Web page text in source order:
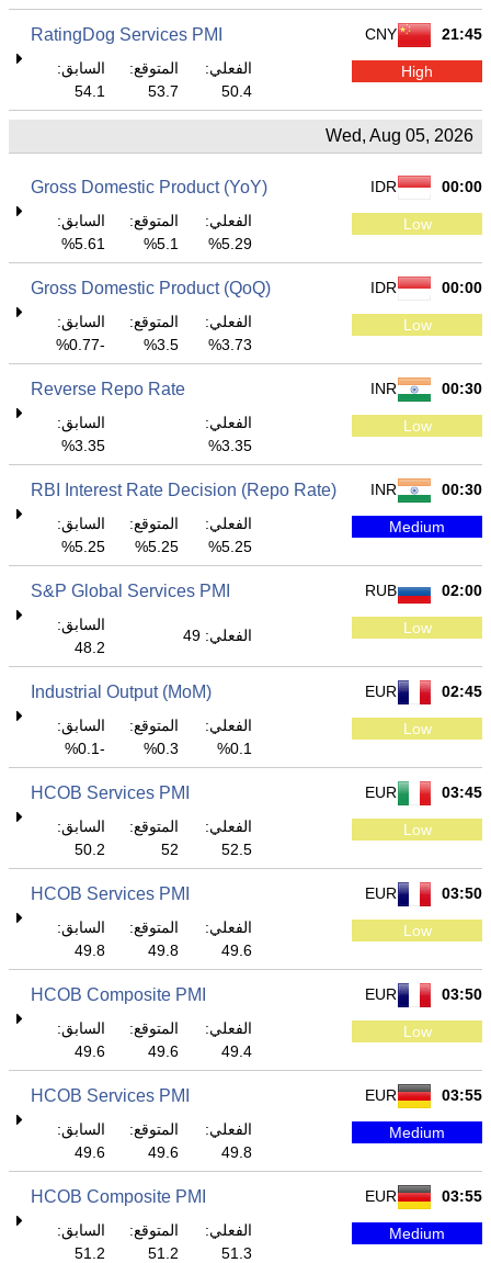
21:45
CNY
RatingDog Services PMI
High
الفعلي:
50.4
المتوقع:
53.7
السابق:
54.1
Wed, Aug 05, 2026
00:00
IDR
Gross Domestic Product (YoY)
Low
الفعلي:
5.29%
المتوقع:
5.1%
السابق:
5.61%
00:00
IDR
Gross Domestic Product (QoQ)
Low
الفعلي:
3.73%
المتوقع:
3.5%
السابق:
-0.77%
00:30
INR
Reverse Repo Rate
Low
الفعلي:
3.35%
السابق:
3.35%
00:30
INR
RBI Interest Rate Decision (Repo Rate)
Medium
الفعلي:
5.25%
المتوقع:
5.25%
السابق:
5.25%
02:00
RUB
S&P Global Services PMI
Low الفعلي: 49
السابق:
48.2
02:45
EUR
Industrial Output (MoM)
Low
الفعلي:
0.1%
المتوقع:
0.3%
السابق:
-0.1%
03:45
EUR
HCOB Services PMI
Low
الفعلي:
52.5
المتوقع:
52
السابق:
50.2
03:50
EUR
HCOB Services PMI
Low
الفعلي:
49.6
المتوقع:
49.8
السابق:
49.8
03:50
EUR
HCOB Composite PMI
Low
الفعلي:
49.4
المتوقع:
49.6
السابق:
49.6
03:55
EUR
HCOB Services PMI
Medium
الفعلي:
49.8
المتوقع:
49.6
السابق:
49.6
03:55
EUR
HCOB Composite PMI
Medium
الفعلي:
51.3
المتوقع:
51.2
السابق:
51.2